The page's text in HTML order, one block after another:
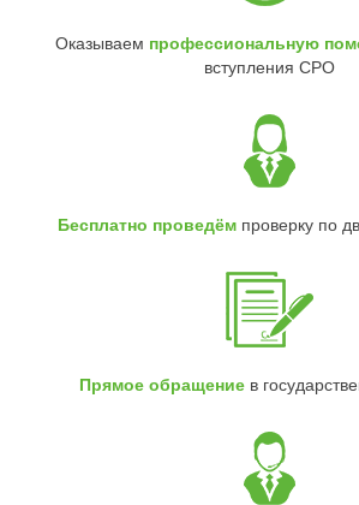
Оказываем профессиональную
вступления СРО
Бесплатно проведём проверку по
Прямое обращениев